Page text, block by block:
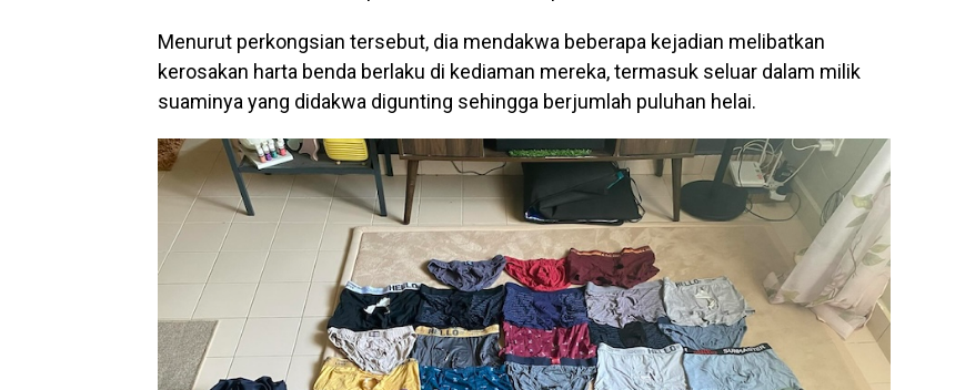
Menurut perkongsian tersebut, dia mendakwa beberapa kejadian melibatkan
kerosakan harta benda berlaku di kediaman mereka, termasuk seluar dalam milik
suaminya yang didakwa digunting sehingga berjumlah puluhan helai.